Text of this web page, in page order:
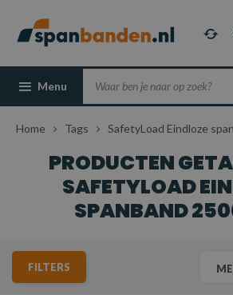
Menu
Home Tags SafetyLoad Eindloze
PRODUCTEN
SAFETYLOAD
SPANBAND
FILTERS